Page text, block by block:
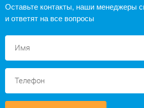
Оставьте контакты, наши менеджеры
и ответят на все вопросы